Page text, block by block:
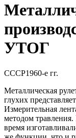
УТОГ
СССР1960-е гг.
Металлическая
глухих
Измерительная
методом
время